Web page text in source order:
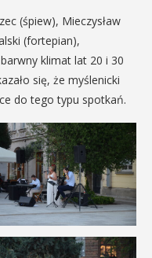
(śpiew), Mieczysław
(fortepian),
klimat lat 20 i 30
się, że myślenicki
do tego typu spotkań.